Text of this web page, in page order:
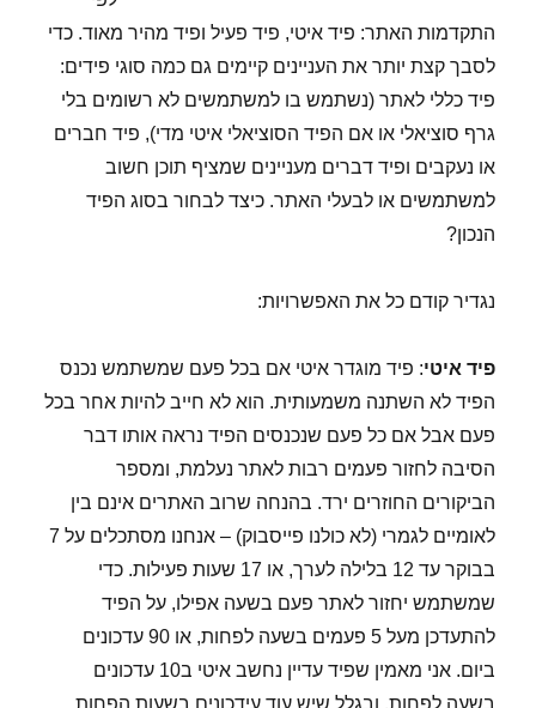
התקדמות האתר: פיד איטי, פיד פעיל ופיד מהיר מאוד. כדי
לסבך קצת יותר את העניינים קיימים גם כמה סוגי פידים:
פיד כללי לאתר (נשתמש בו למשתמשים לא רשומים בלי
גרף סוציאלי או אם הפיד הסוציאלי איטי מדי), פיד חברים
או נעקבים ופיד דברים מעניינים שמציף תוכן חשוב
למשתמשים או לבעלי האתר. כיצד לבחור בסוג הפיד
הנכון?
נגדיר קודם כל את האפשרויות:
פיד איטי: פיד מוגדר איטי אם בכל פעם שמשתמש נכנס
הפיד לא השתנה משמעותית. הוא לא חייב להיות אחר בכל
פעם אבל אם כל פעם שנכנסים הפיד נראה אותו דבר
הסיבה לחזור פעמים רבות לאתר נעלמת, ומספר
הביקורים החוזרים ירד. בהנחה שרוב האתרים אינם בין
לאומיים לגמרי (לא כולנו פייסבוק) – אנחנו מסתכלים על 7
בבוקר עד 12 בלילה לערך, או 17 שעות פעילות. כדי
שמשתמש יחזור לאתר פעם בשעה אפילו, על הפיד
להתעדכן מעל 5 פעמים בשעה לפחות, או 90 עדכונים
ביום. אני מאמין שפיד עדיין נחשב איטי ב10 עדכונים
בשעה לפחות, ובגלל שיש עוד עידכונים בשעות הפחות